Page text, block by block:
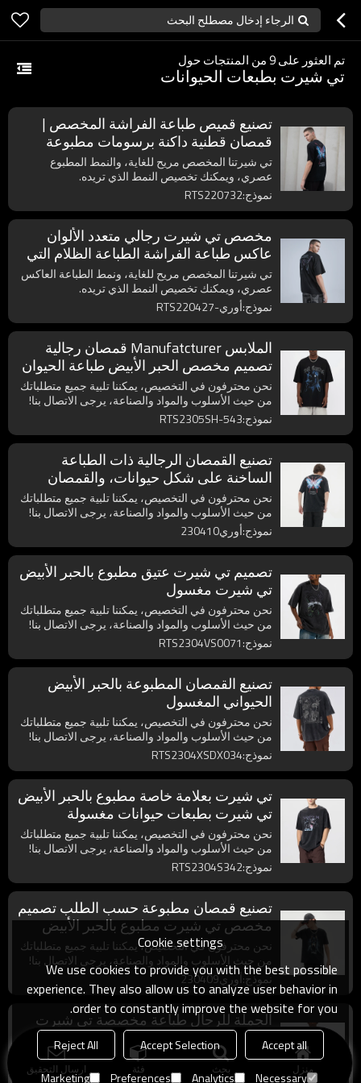
الرجاء إدخال مصطلح البحث
تم العثور على9من المنتجات حول
تي شيرت بطبعات الحيوانات
تصنيع قميص طباعة الفراشة المخصص |
قمصان قطنية داكنة برسومات مطبوعة
بالشاشة الحريرية
تي شيرتنا المخصص مريح للغاية، والنمط المطبوع
عصري، ويمكنك تخصيص النمط الذي تريده.
نموذج:RTS220732
مخصص تي شيرت رجالي متعدد الألوان
عاكس طباعة الفراشة الطباعة الظلام التي
شيرت
تي شيرتنا المخصص مريح للغاية، ونمط الطباعة العاكس
عصري، ويمكنك تخصيص النمط الذي تريده.
نموذج:أوري-RTS220427
الملابس Manufatcturer قمصان رجالية
تصميم مخصص الحبر الأبيض طباعة الحيوان
تي شيرت المورد
نحن محترفون في التخصيص، يمكننا تلبية جميع متطلباتك
من حيث الأسلوب والمواد والصناعة، يرجى الاتصال بنا!
نموذج:RTS2305SH-543
تصنيع القمصان الرجالية ذات الطباعة
الساخنة على شكل حيوانات، والقمصان
المغسولة ذات العلامة الخاصة
نحن محترفون في التخصيص، يمكننا تلبية جميع متطلباتك
من حيث الأسلوب والمواد والصناعة، يرجى الاتصال بنا!
نموذج:أوري230410
تصميم تي شيرت عتيق مطبوع بالحبر الأبيض
تي شيرت مغسول
نحن محترفون في التخصيص، يمكننا تلبية جميع متطلباتك
من حيث الأسلوب والمواد والصناعة، يرجى الاتصال بنا!
نموذج:RTS2304VS0071
تصنيع القمصان المطبوعة بالحبر الأبيض
الحيواني المغسول
نحن محترفون في التخصيص، يمكننا تلبية جميع متطلباتك
من حيث الأسلوب والمواد والصناعة، يرجى الاتصال بنا!
نموذج:RTS2304XSDX034
تي شيرت بعلامة خاصة مطبوع بالحبر الأبيض
تي شيرت بطبعات حيوانات مغسولة
نحن محترفون في التخصيص، يمكننا تلبية جميع متطلباتك
من حيث الأسلوب والمواد والصناعة، يرجى الاتصال بنا!
نموذج:RTS2304S342
تصنيع قمصان مطبوعة حسب الطلب تصميم
مخصص تي شيرت مطبوع بالحبر الأبيض
Animal Crossing 230gsm
نحن محترفون في التخصيص، يمكننا تلبية جميع متطلباتك
من حيث الأسلوب والمواد والصناعة، يرجى الاتصال بنا!
نموذج:أوري230409
الجملة للرجال طباعة مخصصة تي شيرت
الحبر الأبيض طباعة الحيوان معبر تي شيرت
التصاميم
نحن متخصصون في طباعة القمصان المخصصة. يمكننا
تلبية جميع متطلباتك من حيث الأسلوب والمواد والتصنيع.
منزل بحث فئة ارسال التحقيق
Cookie settings
We use cookies to provide you with the best possible
experience. They also allow us to analyze user behavior in
order to constantly improve the website for you.
Accept all
Accept Selection
Reject All
Necessary
Analytics
Preferences
Marketing